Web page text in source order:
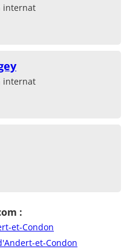
internat
internat
:
et-Condon
et-Condon